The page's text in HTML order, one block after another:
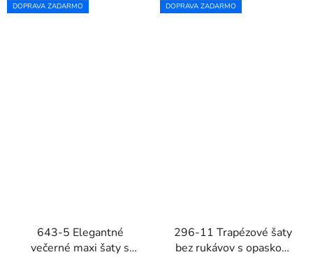
DOPRAVA ZADARMO
643-5 Elegantné
večerné maxi šaty s
DOPRAVA ZADARMO
296-11 Trapézové šaty
bez rukávov s opaskom